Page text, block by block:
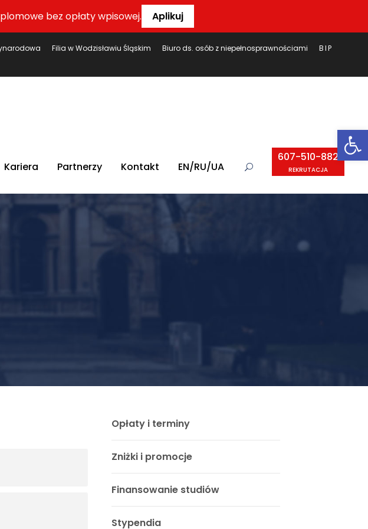
bez opłaty wpisowej. Aplikuj
Filia w Wodzisławiu Śląskim Biuro ds. osób z niepełnosprawnościami
BIP
Kariera Partnerzy Kontakt EN/RU/UA
607-510-882
REKRUTACJA
Opłaty i terminy
Zniżki i promocje
Finansowanie studiów
Stypendia